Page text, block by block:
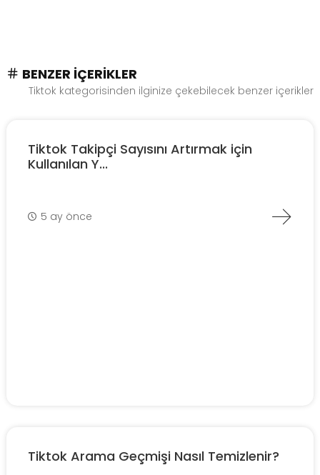
BENZER İÇERIKLER
Tiktok kategorisinden ilginize çekebilecek benzer içerikler
Tiktok Takipçi Sayısını Artırmak için
Kullanılan Y...
5 ay önce
Tiktok Arama Geçmişi Nasıl Temizlenir?